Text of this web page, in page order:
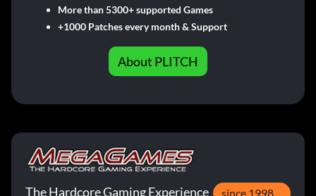
More than 5300+ supported Games
+1000 Patches every month & Support
About PLITCH
The Hardcore Gaming Experience since 1998